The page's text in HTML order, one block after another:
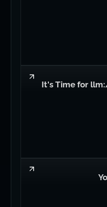
It's Time for